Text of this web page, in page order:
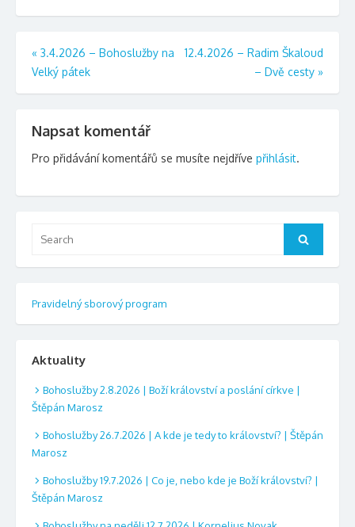
Navigace
pro
« 3.4.2026 – Bohoslužby na
Velký pátek
12.4.2026 – Radim Škaloud
– Dvě cesty »
Napsat komentář
Pro přidávání komentářů se musíte nejdříve přihlásit.
Search
Pravidelný sborový program
Aktuality
Bohoslužby 2.8.2026 | Boží království a poslání církve |
Štěpán Marosz
Bohoslužby 26.7.2026 | A kde je tedy to království? | Štěpán
Marosz
Bohoslužby 19.7.2026 | Co je, nebo kde je Boží království? |
Štěpán Marosz